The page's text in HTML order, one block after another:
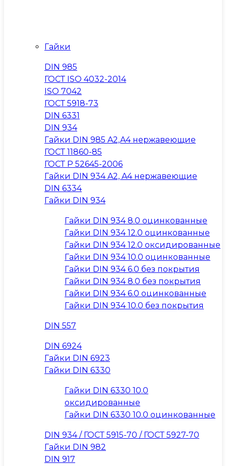
Гайки
DIN 985
ГОСТ ISO 4032-2014
ISO 7042
ГОСТ 5918-73
DIN 6331
DIN 934
Гайки DIN 985 A2,A4 нержавеющие
ГОСТ 11860-85
ГОСТ Р 52645-2006
Гайки DIN 934 A2, A4 нержавеющие
DIN 6334
Гайки DIN 934
Гайки DIN 934 8.0 оцинкованные
Гайки DIN 934 12.0 оцинкованные
Гайки DIN 934 12.0 оксидированные
Гайки DIN 934 10.0 оцинкованные
Гайки DIN 934 6.0 без покрытия
Гайки DIN 934 8.0 без покрытия
Гайки DIN 934 6.0 оцинкованные
Гайки DIN 934 10.0 без покрытия
DIN 557
DIN 6924
Гайки DIN 6923
Гайки DIN 6330
Гайки DIN 6330 10.0
оксидированные
Гайки DIN 6330 10.0 оцинкованные
DIN 934 / ГОСТ 5915-70 / ГОСТ 5927-70
Гайки DIN 982
DIN 917